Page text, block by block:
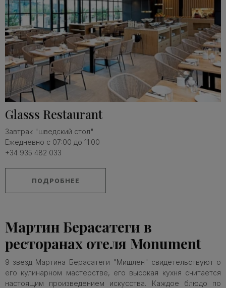
Glasss Restaurant
Завтрак "шведский стол"
Ежедневно с 07:00 до 11:00
+34 935 482 033
ПОДРОБНЕЕ
Мартин Берасатеги в
ресторанах отеля Monument
9 звезд Мартина Берасатеги "Мишлен" свидетельствуют о
его кулинарном мастерстве, его высокая кухня считается
настоящим произведением искусства. Каждое блюдо по